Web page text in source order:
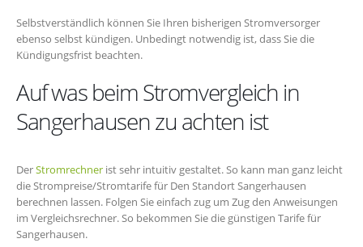
Selbstverständlich können Sie Ihren bisherigen Stromversorger
ebenso selbst kündigen. Unbedingt notwendig ist, dass Sie die
Kündigungsfrist beachten.
Auf was beim Stromvergleich in
Sangerhausen zu achten ist
DerStromrechner ist sehr intuitiv gestaltet. So kann man ganz leicht
die Strompreise/Stromtarife für Den Standort Sangerhausen
berechnen lassen. Folgen Sie einfach zug um Zug den Anweisungen
im Vergleichsrechner. So bekommen Sie die günstigen Tarife für
Sangerhausen.